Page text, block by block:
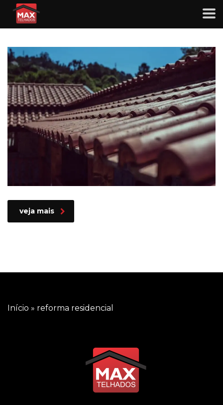
Quando é a hora de fazer a
substituição do telhado?
veja mais
Início » reforma residencial